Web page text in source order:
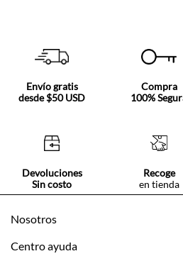
Envío gratis
desde $50 USD
Compra
100%
Devoluciones
Sin costo
Recoge
en tienda
Nosotros
Acerca de Tennis
Centro ayuda